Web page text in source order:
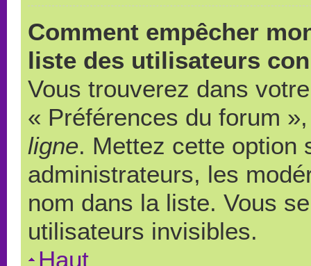
Comment empêcher
liste des utilisateurs
Vous trouverez dans
« Préférences du forum
ligne. Mettez cette option
administrateurs, les
nom dans la liste. Vous
utilisateurs invisibles.
Haut